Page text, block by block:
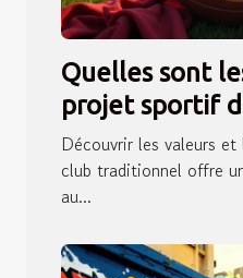
Quelles sont
projet sportif
traditionnel ?
Découvrir les valeurs
club traditionnel offre
au...